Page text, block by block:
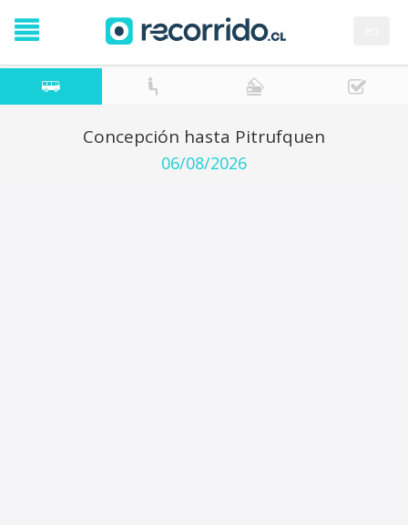
Concepción hasta Pitrufquen
06/08/2026